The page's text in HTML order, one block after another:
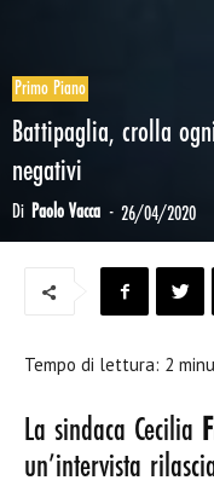
Primo Piano
Battipaglia, crolla
negativi
Di Paolo Vacca - 26/04/2020
Tempo di lettura: 2
La sindaca Cecilia
un’intervista